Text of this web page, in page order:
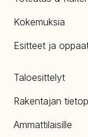
Kokemuksia
Esitteet ja
Taloesittelyt
Rakentajan
Ammattilaisille